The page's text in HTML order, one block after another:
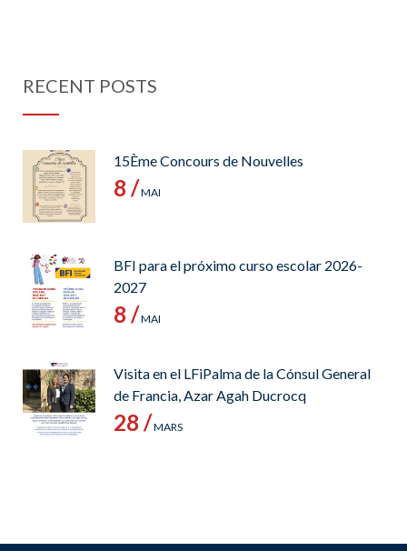
RECENT POSTS
15Ème Concours de Nouvelles
8 /MAI
BFI para el próximo curso escolar 2026-
2027
8 /MAI
Visita en el LFiPalma de la Cónsul General
de Francia, Azar Agah Ducrocq
28 /MARS